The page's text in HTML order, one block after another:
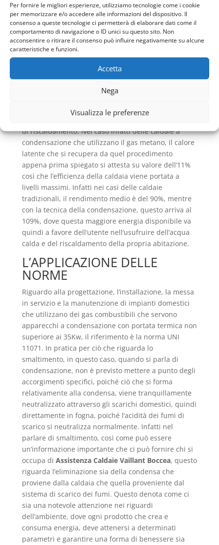
Per fornire le migliori esperienze, utilizziamo tecnologie come i cookie
per memorizzare e/o accedere alle informazioni del dispositivo. Il
consenso a queste tecnologie ci permetterà di elaborare dati come il
comportamento di navigazione o ID unici su questo sito. Non
acconsentire o ritirare il consenso può influire negativamente su alcune
caratteristiche e funzioni.
Accetta
Nega
Visualizza le preferenze
prodotta dalla caldaia, una buona parte non viene
sfruttata e quindi si ha un consumo non efficiente e
pertanto dispendio energetico e maggiore spesa in
termini economici. La novità è quindi rappresentata
dalla tecnica della condensazione che permette di
sfruttare anche il vapore acqueo, contenuto nei gas
raffreddamento dei fumi di scarico sotto la
temperatura che comporta la condensazione,
generando perciò una forma di energia termica,
detta calore latente che viene immessa nell’impianto
di riscaldamento. Nel caso infatti delle caldaie a
condensazione che utilizzano il gas metano, il calore
latente che si recupera da quel procedimento
appena prima spiegato si attesta su valore dell’11%
così che l’efficienza della caldaia viene portata a
livelli massimi. Infatti nei casi delle caldaie
tradizionali, il rendimento medio è del 90%, mentre
con la tecnica della condensazione, questo arriva al
109%, dove questa maggiore energia disponibile va
quindi a favore dell’utente nell’usufruire dell’acqua
calda e del riscaldamento della propria abitazione.
L’APPLICAZIONE DELLE
NORME
Riguardo alla progettazione, l’installazione, la messa
in servizio e la manutenzione di impianti domestici
che utilizzano dei gas combustibili che servono
apparecchi a condensazione con portata termica non
superiore ai 35Kw, il riferimento è la norma UNI
11071. In pratica per ciò che riguarda lo
smaltimento, in questo caso, quando si parla di
condensazione, non è previsto mettere a punto degli
accorgimenti specifici, poiché ciò che si forma
relativamente alla condensa, viene tranquillamente
neutralizzato attraverso gli scarichi domestici, quindi
direttamente in fogna, poiché l’acidità dei fumi di
scarico si neutralizza normalmente. Infatti nel
parlare di smaltimento, così come può essere
un’informazione importante che ci può fornire chi si
occupa di Assistenza Caldaie Vaillant Boccea, questo
riguarda l’eliminazione sia della condensa che
proviene dalla caldaia che quella proveniente dal
sistema di scarico dei fumi. Questo denota come ci
sia una notevole attenzione nei riguardi
dell’ambiente, dove ogni prodotto che crea e
consuma energia, deve attenersi a determinati
parametri e garantire una forma di benessere sia